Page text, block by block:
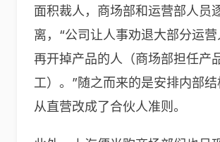
面积裁人，商场部和运营部人员
离，“公司让人事劝退大部分运
再开掉产品的人（商场部担任产
工）。”随之而来的是安排内部结
从直营改成了合伙人准则。